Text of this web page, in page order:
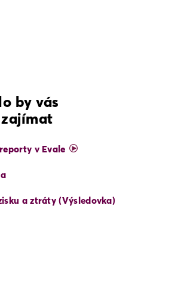
by vás
v Evale
a ztráty (Výsledovka)